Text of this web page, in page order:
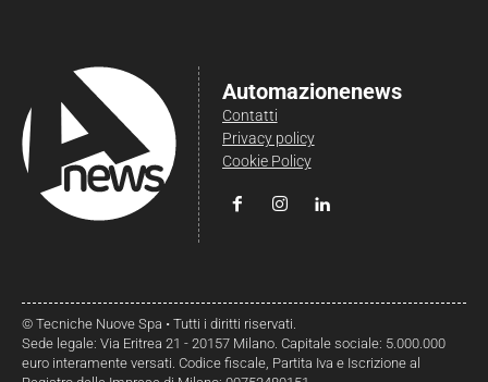
Automazionenews
Contatti
Privacy policy
Cookie Policy
© Tecniche Nuove Spa • Tutti i diritti riservati.
Sede legale: Via Eritrea 21 - 20157 Milano. Capitale sociale: 5.000.000
euro interamente versati. Codice fiscale, Partita Iva e Iscrizione al